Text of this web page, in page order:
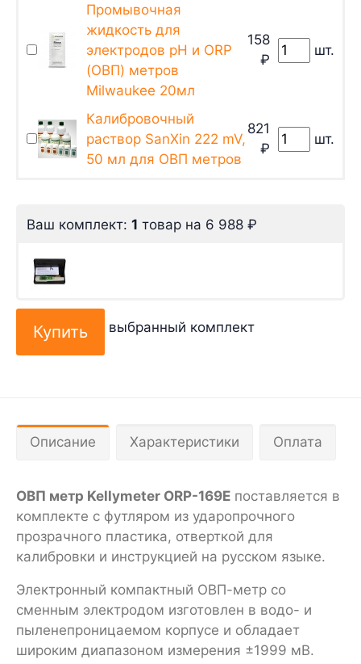
Промывочная
жидкость для
электродов pH и ORP
(ОВП) метров
Milwaukee 20мл
158
₽
шт.
Калибровочный
раствор SanXin 222 mV,
50 мл для ОВП метров
821
₽
шт.
Ваш комплект: 1 товар на 6 988 ₽
выбранный комплект
Описание Характеристики Оплата
ОВП метр Kellymeter ORP-169E поставляется в
комплекте с футляром из ударопрочного
прозрачного пластика, отверткой для
калибровки и инструкцией на русском языке.
Электронный компактный ОВП-метр со
сменным электродом изготовлен в водо- и
пыленепроницаемом корпусе и обладает
широким диапазоном измерения ±1999 мВ.